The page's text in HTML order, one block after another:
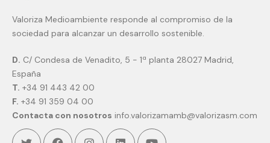
Valoriza Medioambiente responde al compromiso de la
sociedad para alcanzar un desarrollo sostenible.
D. C/ Condesa de Venadito, 5 - 1ª planta 28027 Madrid,
España
T. +34 91 443 42 00
F. +34 91 359 04 00
Contacta con nosotros info.valorizamamb@valorizasm.com